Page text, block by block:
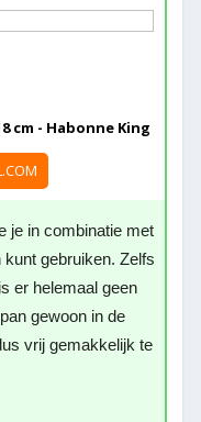
cm - Habonne King
je in combinatie met
gebruiken. Zelfs
er helemaal geen
gewoon in de
vrij gemakkelijk te